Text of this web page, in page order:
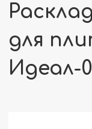
для
Идеал-